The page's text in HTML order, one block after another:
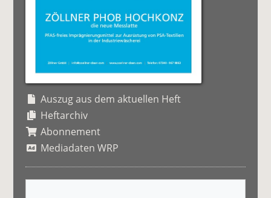
Auszug aus dem aktuellen Heft
Heftarchiv
Abonnement
Mediadaten WRP